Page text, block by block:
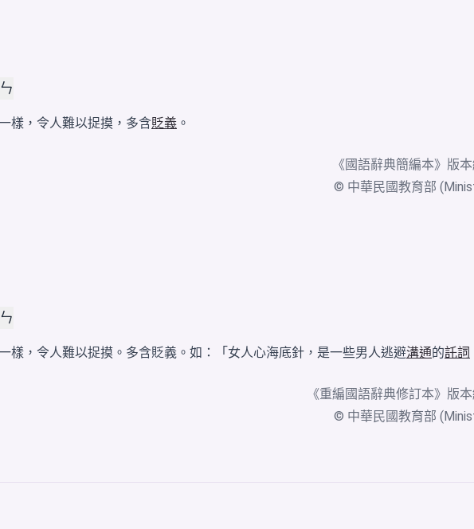
樣，令人難以捉摸，多含貶義 。
《國語辭典簡編本》版
© 中華民國教育部
樣，令人難以捉摸。多含貶義。如：「女人心海底針，是一些男人逃避溝通的託詞
《重編國語辭典修訂本》版
© 中華民國教育部